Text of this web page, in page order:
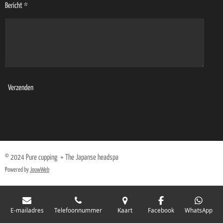
Bericht *
Verzenden
© 2024 Pure cupping + The Japanse headspa
Powered byJouwWeb
E-mailadres Telefoonnummer Kaart Facebook WhatsApp